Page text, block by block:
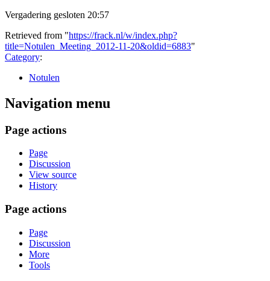
Vergadering gesloten 20:57
Retrieved from "https://frack.nl/w/index.php?
title=Notulen_Meeting_2012-11-20&oldid=6883"
Category:
Notulen
Navigation menu
Page actions
Page
Discussion
View source
History
Page actions
Page
Discussion
More
Tools